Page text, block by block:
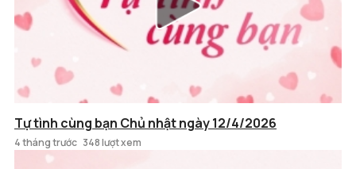
Tự tình cùng bạn Chủ nhật ngày 12/4/2026
4 tháng trước 348 lượt xem